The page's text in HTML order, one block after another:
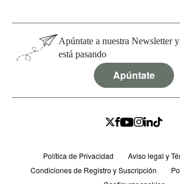
Apúntate a nuestra Newsletter
está pasando
Apúntate
Política de Privacidad
Aviso legal y
Condiciones de Registro y Suscripción